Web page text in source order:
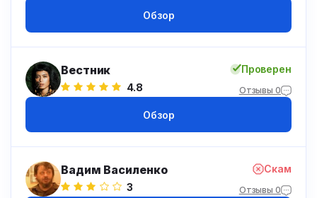
Обзор
Вестник
4.8
Проверен
Отзывы 0
Обзор
Вадим Василенко
3
Скам
Отзывы 0